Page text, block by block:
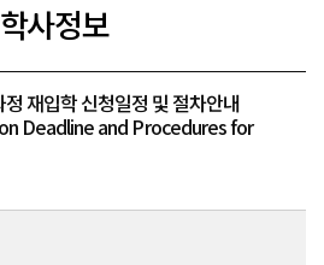
학사정보
재입학 신청일정 및 절차안내
Deadline and Procedures for